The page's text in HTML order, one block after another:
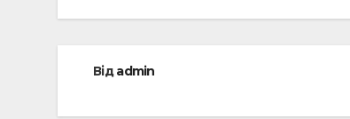
Відadmin